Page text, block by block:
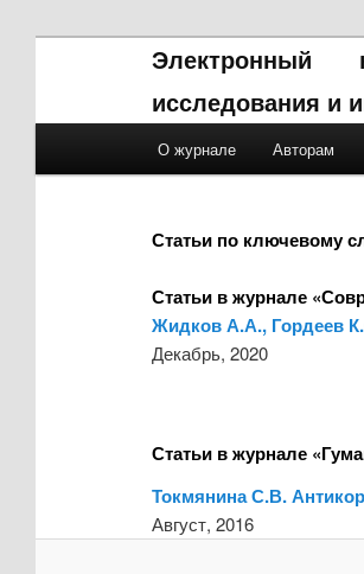
Электронный
исследования и
Skip to primary content
Skip to secondary
О журнале Авторам
Статьи по ключевому
Статьи в журнале
Жидков А.А., Гордеев
Декабрь, 2020
Статьи в журнале
Токмянина С.В.
Август, 2016